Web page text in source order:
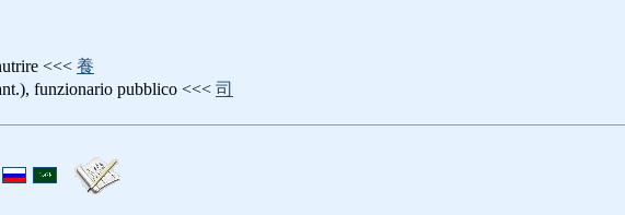
<<< 養
funzionario pubblico <<< 司